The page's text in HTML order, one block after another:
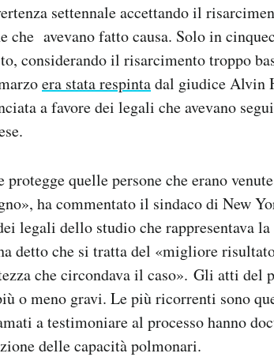
settennale accettando il
che avevano fatto causa. Solo in
considerando il risarcimento troppo
era stata respintadal giudice Alvin
a favore dei legali che avevano
protegge quelle persone che erano
ha commentato il sindaco di New
legali dello studio che rappresentava
detto che si tratta del «migliore
che circondava il caso». Gli atti del
o meno gravi. Le più ricorrenti sono
a testimoniare al processo hanno
delle capacità polmonari.